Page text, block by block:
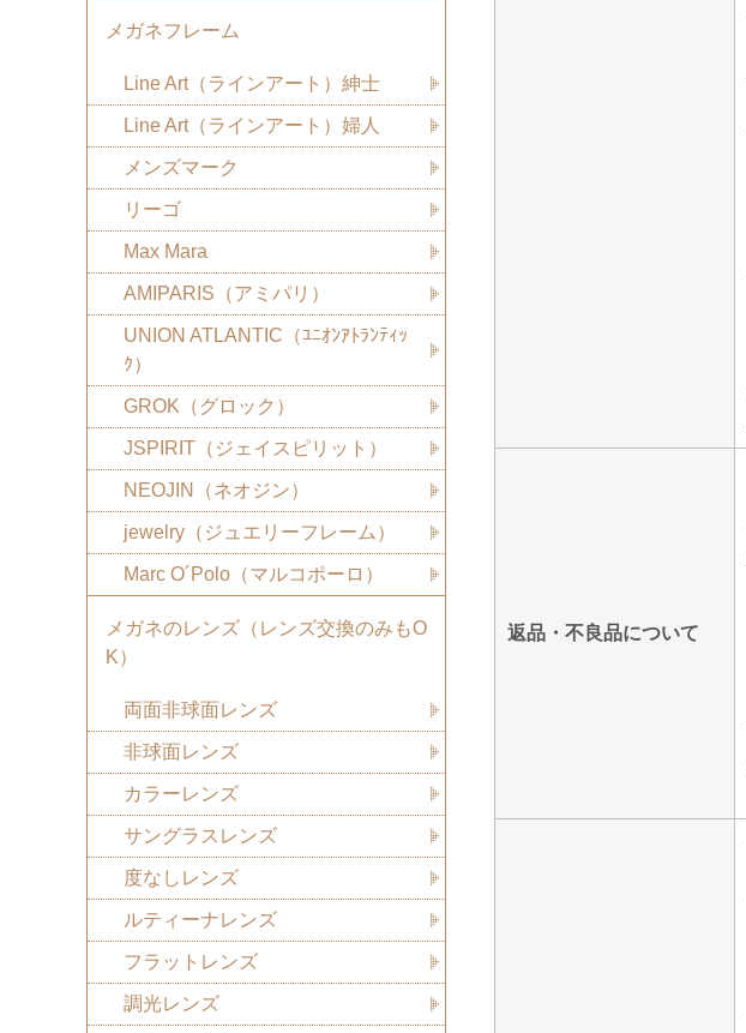
返品・不良品について
メガネフレーム
Line Art（ラインアート）紳士
Line Art（ラインアート）婦人
メンズマーク
リーゴ
Max Mara
AMIPARIS（アミパリ）
UNION ATLANTIC（ﾕﾆｵﾝｱﾄﾗﾝﾃｨｯ
ｸ）
GROK（グロック）
JSPIRIT（ジェイスピリット）
NEOJIN（ネオジン）
jewelry（ジュエリーフレーム）
Marc O´Polo（マルコポーロ）
メガネのレンズ（レンズ交換のみもO
K）
両面非球面レンズ
非球面レンズ
カラーレンズ
サングラスレンズ
度なしレンズ
ルティーナレンズ
フラットレンズ
調光レンズ